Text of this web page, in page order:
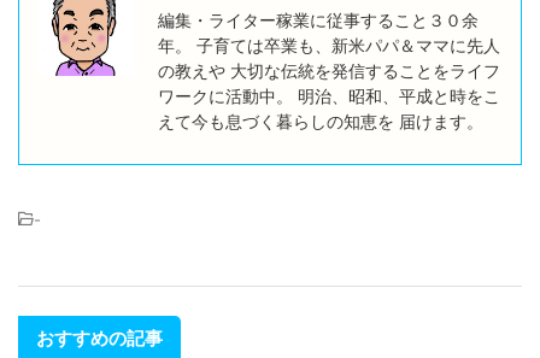
編集・ライター稼業に従事すること３０余
年。 子育ては卒業も、新米パパ＆ママに先人
の教えや 大切な伝統を発信することをライフ
ワークに活動中。 明治、昭和、平成と時をこ
えて今も息づく暮らしの知恵を 届けます。
-
おすすめの記事